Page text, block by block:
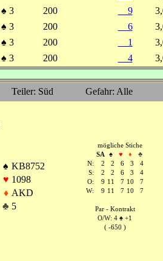
♠ 3 200 9
♠ 3 200 6
♠ 3 200 1
♠ 3 200 4
Teiler: Süd Gefahr: Alle
♠ KB8752
♥ 1098
♦ AKD
♣ 5
mögliche Stiche
SA
♠ ♥ ♦
♣
N:
2 2 6 3
4
S:
2 2 6 3
4
O:
9 11 7 10
7
W:
9 11 7 10 7
Par - Kontrakt
O/W: 4 ♠ +1
( -650 )